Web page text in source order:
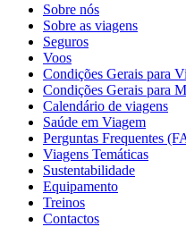
Sobre nós
Sobre as viagens
Seguros
Voos
Condições Gerais para
Condições Gerais para
Calendário de viagens
Saúde em Viagem
Perguntas Frequentes
Viagens Temáticas
Sustentabilidade
Equipamento
Treinos
Contactos